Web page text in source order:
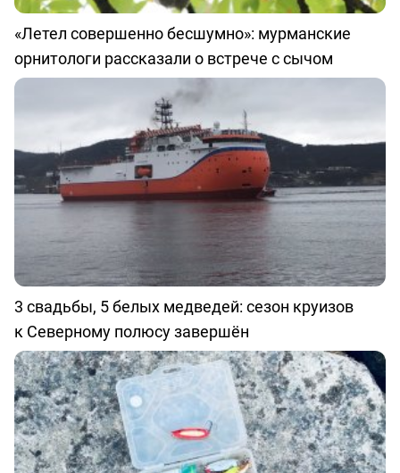
«Летел совершенно бесшумно»: мурманские
орнитологи рассказали о встрече с сычом
3 свадьбы, 5 белых медведей: сезон круизов
к Северному полюсу завершён